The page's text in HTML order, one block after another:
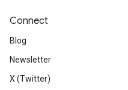
Connect
Blog
Newsletter
X (Twitter)